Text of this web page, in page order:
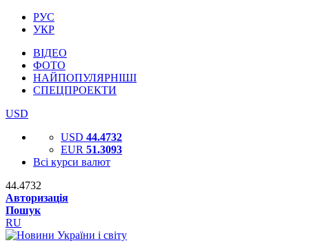
РУС
УКР
ВІДЕО
ФОТО
НАЙПОПУЛЯРНІШІ
СПЕЦПРОЕКТИ
USD
USD 44.4732
EUR 51.3093
Всі курси валют
44.4732
Авторизація
Пошук
RU